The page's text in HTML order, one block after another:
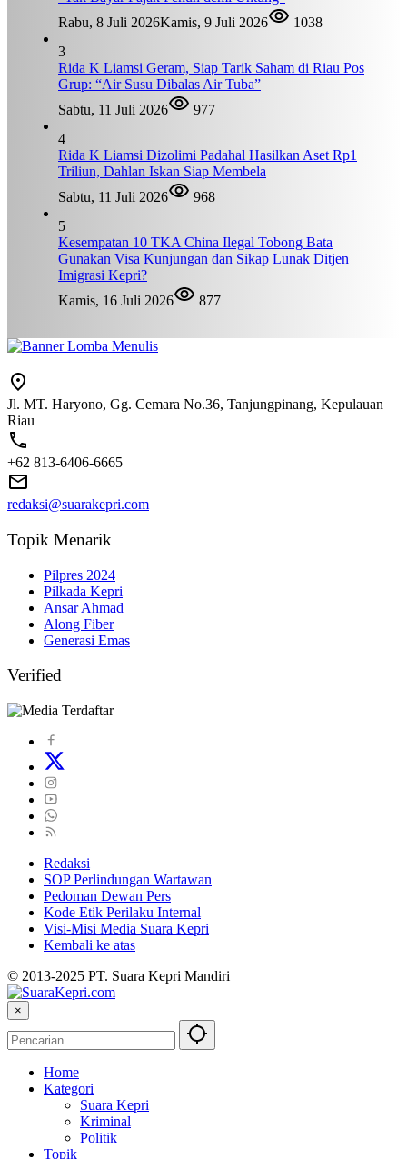
Rabu, 8 Juli 2026Kamis, 9 Juli 2026
1038
3
Rida K Liamsi Geram, Siap Tarik Saham di Riau Pos
Grup: “Air Susu Dibalas Air Tuba”
Sabtu, 11 Juli 2026
977
4
Rida K Liamsi Dizolimi Padahal Hasilkan Aset Rp1
Triliun, Dahlan Iskan Siap Membela
Sabtu, 11 Juli 2026
968
5
Kesempatan 10 TKA China Ilegal Tobong Bata
Gunakan Visa Kunjungan dan Sikap Lunak Ditjen
Imigrasi Kepri?
Kamis, 16 Juli 2026
877
Jl. MT. Haryono, Gg. Cemara No.36, Tanjungpinang, Kepulauan
Riau
+62 813-6406-6665
redaksi@suarakepri.com
Topik Menarik
Pilpres 2024
Pilkada Kepri
Ansar Ahmad
Along Fiber
Generasi Emas
Verified
Redaksi
SOP Perlindungan Wartawan
Pedoman Dewan Pers
Kode Etik Perilaku Internal
Visi-Misi Media Suara Kepri
Kembali ke atas
© 2013-2025 PT. Suara Kepri Mandiri
×
Home
Kategori
Suara Kepri
Kriminal
Politik
Topik